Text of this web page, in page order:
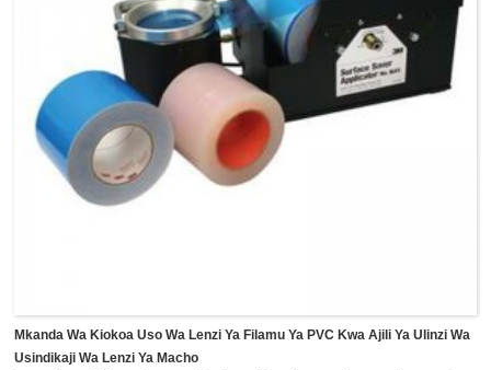
violezo vyako, na kisha kuzing'oa bila masalio yoyote
wakati huzihitaji tena.
Tunaweza kufa tukikata maumbo yote mawili katika diski za
duara au kipande cha mraba kwenye laha kubwa na
kuipakia mtu binafsi ikiwa na nembo iliyobinafsishwa, kila
laha kubwa huwa na vitone vikubwa 24pcs na vitone 24pcs
vidogo kwa programu yako tofauti.
Mkanda Wa Kiokoa Uso Wa Lenzi Ya Filamu Ya PVC Kwa Ajili Ya Ulinzi Wa
Usindikaji Wa Lenzi Ya Macho